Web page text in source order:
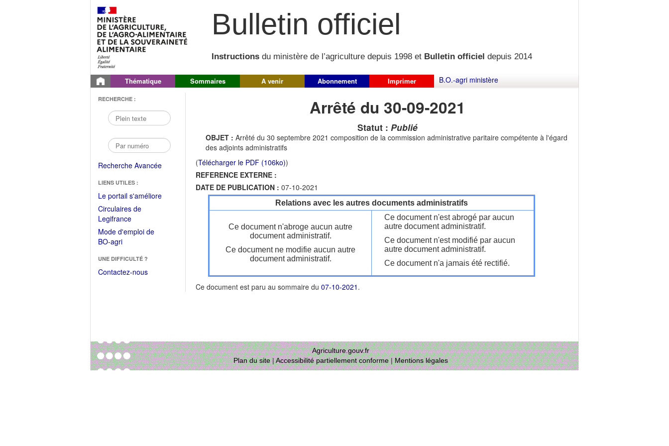
Bulletin officiel
Instructions du ministère de l’agriculture depuis 1998 et Bulletin officiel depuis 2014
Thématique Sommaires A venir Abonnement Imprimer B.O.-agri ministère
RECHERCHE :
Recherche Avancée
LIENS UTILES :
Le portail s'améliore(Fichier
Circulaires de
Legifrance(Ouvrir
dans
une
fenêtre)
Mode d'emploi de
BO-agri(Ouvrir
une
nouvelle
UNE DIFFICULTÉ ?
Contactez-nous
Arrêté du 30-09-2021
Statut : Publié
OBJET : Arrêté du 30 septembre 2021 composition de la commission administrative paritaire compétente à l'égard
des adjoints administratifs
(Télécharger le PDF (106ko))
REFERENCE EXTERNE :
DATE DE PUBLICATION : 07-10-2021
Relations avec les autres documents administratifs
Ce document n'abroge aucun autre
document administratif.
Ce document ne modifie aucun autre
document administratif.
Ce document n'est abrogé par aucun
autre document administratif.
Ce document n'est modifié par aucun
autre document administratif.
Ce document n'a jamais été rectifié.
Ce document est paru au sommaire du 07-10-2021 .
Agriculture.gouv.fr
Plan du site|Accessibilité partiellement conforme|Mentions légales